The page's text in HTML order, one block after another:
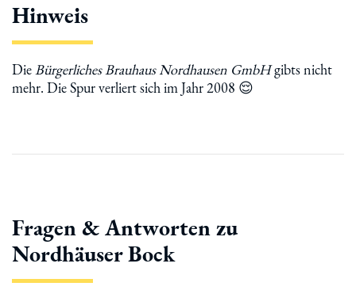
Hinweis
DieBürgerliches Brauhaus Nordhausen GmbHgibts nicht
mehr. Die Spur verliert sich im Jahr 2008 😌
Fragen & Antworten zu
Nordhäuser Bock